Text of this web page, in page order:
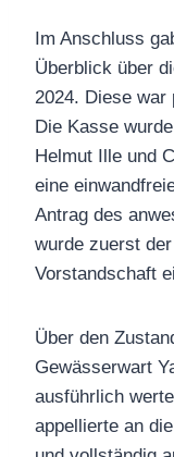
Im Anschluss
Überblick über
2024. Diese war
Die Kasse
Helmut Ille und
eine
Antrag des
wurde zuerst
Vorstandschaft
Über den
Gewässerwart
ausführlich
appellierte an